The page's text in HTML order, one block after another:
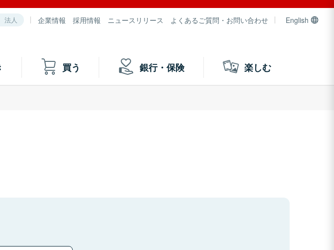
法人 企業情報 採用情報 ニュースリリース よくあるご質問・お問い合わせ English
買う 銀行・保険 楽しむ